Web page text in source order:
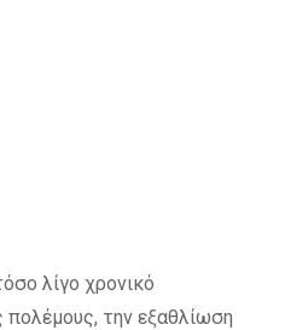
λίγο χρονικό
την εξαθλίωση